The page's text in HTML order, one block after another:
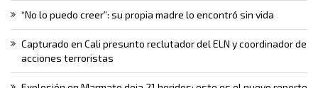
“No lo puedo creer”: su propia madre lo encontró sin vida
Capturado en Cali presunto reclutador del ELN y coordinador de
acciones terroristas